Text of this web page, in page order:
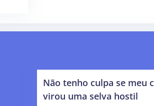
Não tenho culpa se meu
virou uma selva hostil